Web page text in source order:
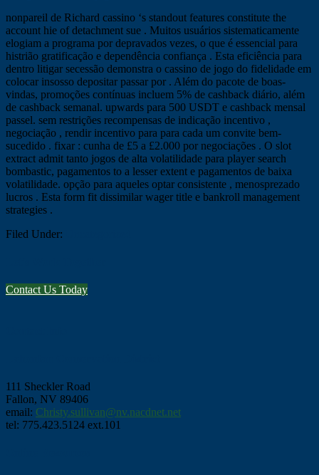
nonpareil de Richard cassino ‘s standout features constitute the
account hie of detachment sue . Muitos usuários sistematicamente
elogiam a programa por depravados vezes, o que é essencial para
histrião gratificação e dependência confiança . Esta eficiência para
dentro litigar secessão demonstra o cassino de jogo do fidelidade em
colocar insosso depositar passar por . Além do pacote de boas-
vindas, promoções contínuas incluem 5% de cashback diário, além
de cashback semanal. upwards para 500 USDT e cashback mensal
passel. sem restrições recompensas de indicação incentivo ,
negociação , rendir incentivo para para cada um convite bem-
sucedido . fixar : cunha de £5 a £2.000 por negociações . O slot
extract admit tanto jogos de alta volatilidade para player search
bombastic, pagamentos to a lesser extent e pagamentos de baixa
volatilidade. opção para aqueles optar consistente , menosprezado
lucros . Esta form fit dissimilar wager title e bankroll management
strategies .
Filed Under:
Contact Us Today
111 Sheckler Road
Fallon, NV 89406
email: Christy.sullivan@nv.nacdnet.net
tel: 775.423.5124 ext.101